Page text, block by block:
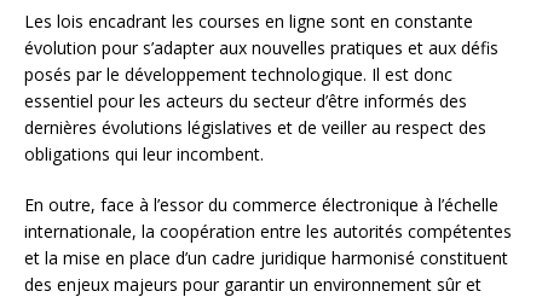
Les lois encadrant les courses en ligne sont en constante
évolution pour s’adapter aux nouvelles pratiques et aux défis
posés par le développement technologique. Il est donc
essentiel pour les acteurs du secteur d’être informés des
dernières évolutions législatives et de veiller au respect des
obligations qui leur incombent.
En outre, face à l’essor du commerce électronique à l’échelle
internationale, la coopération entre les autorités compétentes
et la mise en place d’un cadre juridique harmonisé constituent
des enjeux majeurs pour garantir un environnement sûr et